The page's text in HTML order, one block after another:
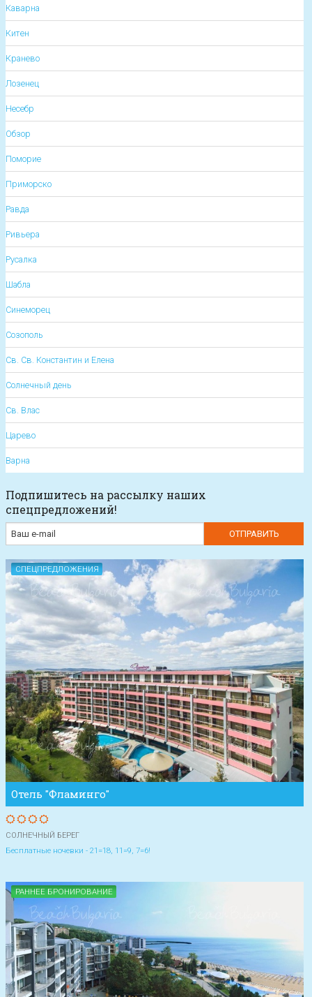
Каварна
Китен
Кранево
Лозенец
Несебр
Обзор
Поморие
Приморско
Равда
Ривьера
Русалка
Шабла
Синеморец
Созополь
Св. Св. Константин и Елена
Солнечный день
Св. Влас
Царево
Варна
Подпишитесь на рассылку наших
спецпредложений!
СПЕЦПРЕДЛОЖЕНИЯ
Отель "Фламинго"
СОЛНЕЧНЫЙ БЕРЕГ
Бесплатные ночевки - 21=18, 11=9, 7=6!
РАННЕЕ БРОНИРОВАНИЕ